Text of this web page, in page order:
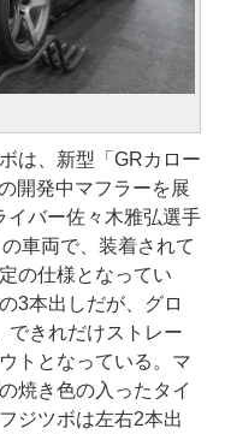
は、新型「GRカロー
開発中マフラーを展
イバー佐々木雅弘選手
車両で、装着されて
の仕様となってい
3本出しだが、グロ
できれだけストレー
トとなっている。マ
焼き色の入ったタイ
ジツボは左右2本出